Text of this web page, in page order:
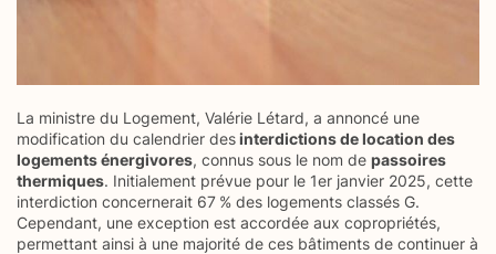
La ministre du Logement, Valérie Létard, a annoncé une
modification du calendrier desinterdictions de location des
logements énergivores, connus sous le nom de passoires
thermiques. Initialement prévue pour le 1er janvier 2025, cette
interdiction concernerait 67 % des logements classés G.
Cependant, une exception est accordée aux copropriétés,
permettant ainsi à une majorité de ces bâtiments de continuer à